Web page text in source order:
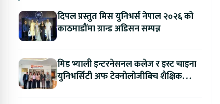
दिपल प्रस्तुत मिस युनिभर्स नेपाल २०२६ को
काठमाडौंमा ग्रान्ड अडिसन सम्पन्न
मिड भ्याली इन्टरनेसनल कलेज र इस्ट चाइना
युनिभर्सिटी अफ टेक्नोलोजीबिच शैक्षिक